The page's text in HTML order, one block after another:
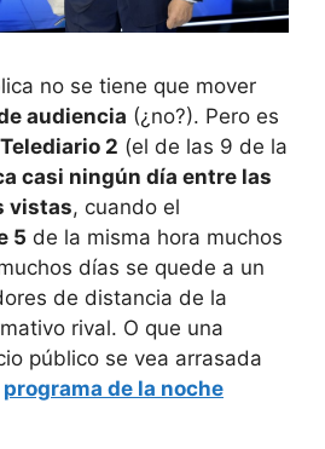
no se tiene que mover
audiencia (¿no?). Pero es
Telediario 2 (el de las 9 de la
casi ningún día entre las
vistas, cuando el
5 de la misma hora muchos
días se quede a un
de distancia de la
rival. O que una
público se vea arrasada
programa de la noche